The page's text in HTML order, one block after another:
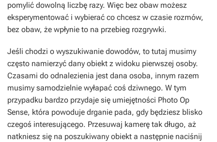
pomylić dowolną liczbę razy. Więc bez obaw możesz
eksperymentować i wybierać co chcesz w czasie rozmów,
bez obaw, że wpłynie to na przebieg rozgrywki.
Jeśli chodzi o wyszukiwanie dowodów, to tutaj musimy
często namierzyć dany obiekt z widoku pierwszej osoby.
Czasami do odnalezienia jest dana osoba, innym razem
musimy samodzielnie wyłapać coś dziwnego. W tym
przypadku bardzo przydaje się umiejętności Photo Op
Sense, która powoduje drganie pada, gdy będziesz blisko
czegoś interesującego. Przesuwaj kamerę tak długo, aż
natkniesz się na poszukiwany obiekt a następnie naciśnij